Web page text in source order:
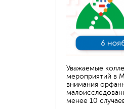
Уважаемые
мероприятий в
внимания
менее 10